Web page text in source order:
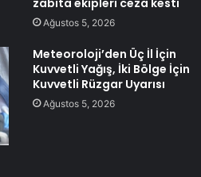
zabıta ekipleri ceza kesti
Ağustos 5, 2026
Meteoroloji’den Üç İl İçin
Kuvvetli Yağış, İki Bölge İçin
Kuvvetli Rüzgar Uyarısı
Ağustos 5, 2026